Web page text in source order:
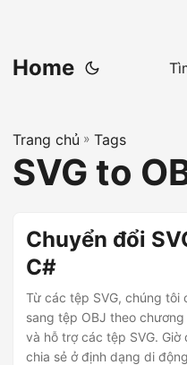
Home
Trang chủ » Tags
SVG to
Chuyển đổi
C#
Từ các tệp SVG, chúng tôi
sang tệp OBJ theo
và hỗ trợ các tệp SVG.
chia sẻ ở định dạng di